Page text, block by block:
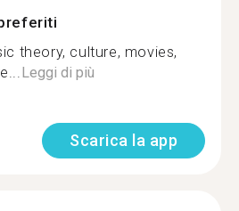
theory, culture, movies,
Leggi di più
Scarica la app